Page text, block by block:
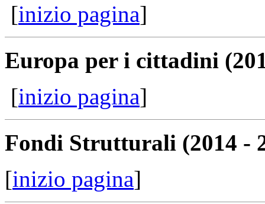
[inizio pagina]
Europa per i cittadini
[inizio pagina]
Fondi Strutturali (2014 -
[inizio pagina]